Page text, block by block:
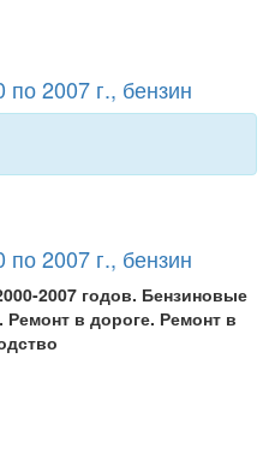
2007 г., бензин
2007 г., бензин
2007 годов. Бензиновые
Ремонт в дороге. Ремонт в